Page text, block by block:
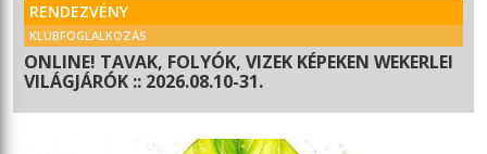
RENDEZVÉNY
KLUBFOGLALKOZÁS
ONLINE! TAVAK, FOLYÓK, VIZEK KÉPEKEN WEKERLEI
VILÁGJÁRÓK :: 2026.08.10-31.